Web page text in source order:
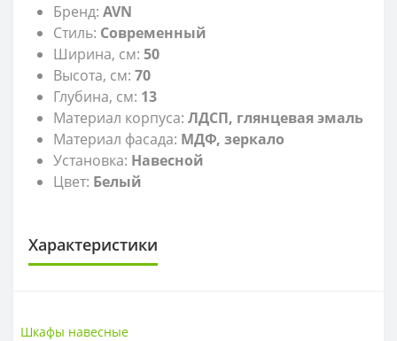
Бренд: AVN
Стиль: Современный
Ширина, см: 50
Высота, см: 70
Глубина, см: 13
Материал корпуса: ЛДСП, глянцевая эмаль
Материал фасада: МДФ, зеркало
Установка: Навесной
Цвет: Белый
Характеристики
Высота
Шкафы навесные